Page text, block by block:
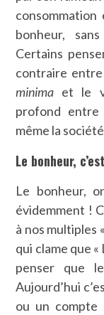
bonheur,
Certains
contraire
minima et le
profond
même la
Le bonheur,
Le bonheur,
évidemment !
à nos multiples
qui clame que «
penser que
Aujourd’hui
ou un compte